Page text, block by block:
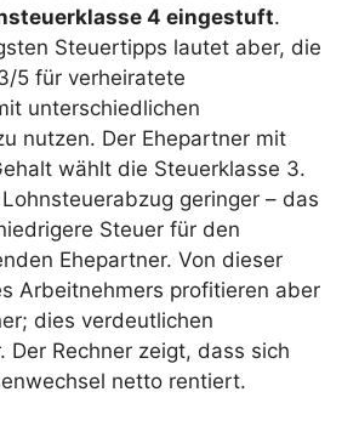
4 eingestuft.
Steuertipps lautet aber, die
5 für verheiratete
unterschiedlichen
nutzen. Der Ehepartner mit
wählt die Steuerklasse 3.
geringer – das
Steuer für den
Ehepartner. Von dieser
Arbeitnehmers profitieren aber
dies verdeutlichen
Der Rechner zeigt, dass sich
netto rentiert.